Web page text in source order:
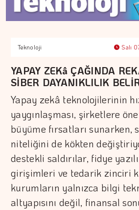
Teknoloji Salı
YAPAY ZEKâ ÇAĞINDA
SİBER DAYANIKLILIK
Yapay zekâ teknolojilerinin
yaygınlaşması, şirketlere
büyüme fırsatları sunarken,
niteliğini de kökten
destekli saldırılar, fidye
girişimleri ve tedarik zinciri
kurumların yalnızca bilgi
altyapısını değil, finansal